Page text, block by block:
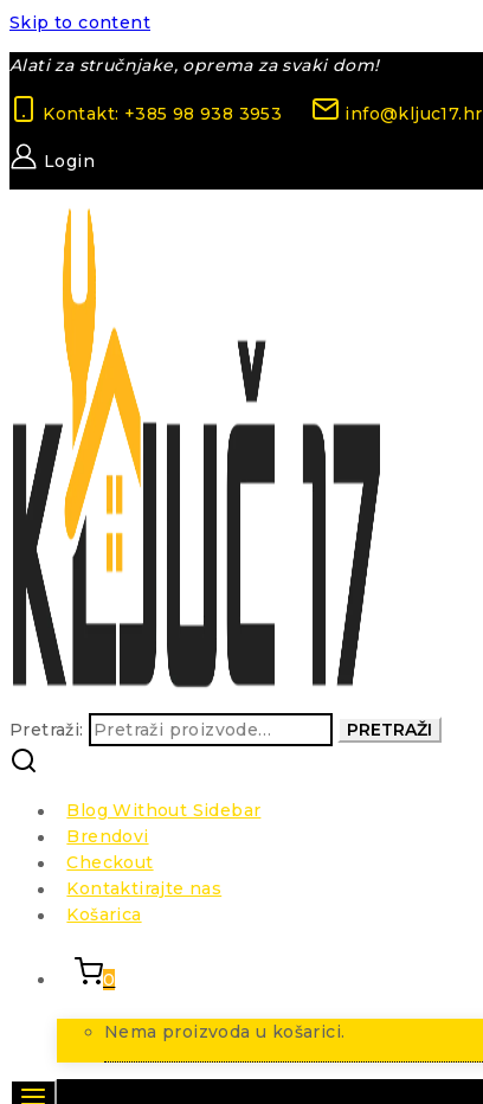
Skip to content
Alati za stručnjake, oprema za svaki dom!
Kontakt: +385 98 938 3953 info@kljuc17.hr
Login
Pretraži: PRETRAŽI
Blog Without Sidebar
Brendovi
Checkout
Kontaktirajte nas
Košarica
0
Nema proizvoda u košarici.